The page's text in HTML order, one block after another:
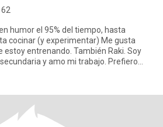
humor el 95% del tiempo, hasta
cocinar (y experimentar) Me gusta
estoy entrenando. También Raki. Soy
y amo mi trabajo. Prefiero